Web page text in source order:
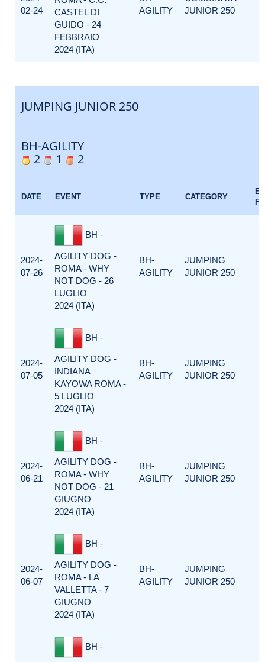
02-24
CASTEL DI
GUIDO - 24
FEBBRAIO
2024 (ITA)
AGILITY
JUNIOR 250
JUMPING JUNIOR 250
BH-AGILITY
2
1 2
DATE EVENT TYPE CATEGORY
2024-
07-26
BH -
AGILITY DOG -
ROMA - WHY
NOT DOG - 26
LUGLIO
2024 (ITA)
BH-
AGILITY
JUMPING
JUNIOR 250
2024-
07-05
BH -
AGILITY DOG -
INDIANA
KAYOWA ROMA -
5 LUGLIO
2024 (ITA)
BH-
AGILITY
JUMPING
JUNIOR 250
2024-
06-21
BH -
AGILITY DOG -
ROMA - WHY
NOT DOG - 21
GIUGNO
2024 (ITA)
BH-
AGILITY
JUMPING
JUNIOR 250
2024-
06-07
BH -
AGILITY DOG -
ROMA - LA
VALLETTA - 7
GIUGNO
2024 (ITA)
BH-
AGILITY
JUMPING
JUNIOR 250
BH -